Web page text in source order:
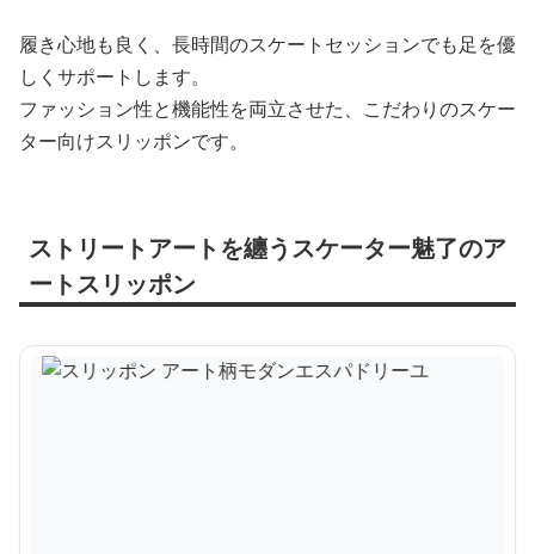
履き心地も良く、長時間のスケートセッションでも足を優
しくサポートします。
ファッション性と機能性を両立させた、こだわりのスケー
ター向けスリッポンです。
ストリートアートを纏うスケーター魅了のア
ートスリッポン